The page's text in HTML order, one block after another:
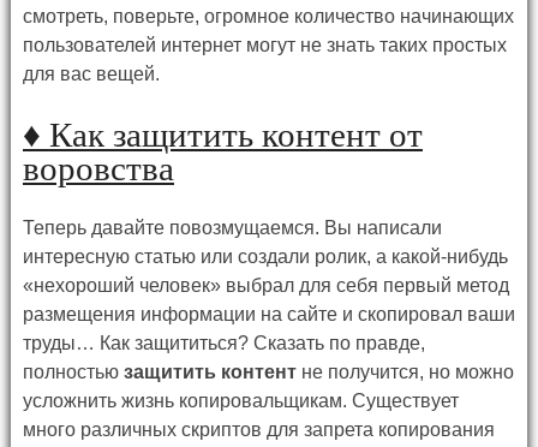
смотреть, поверьте, огромное количество начинающих
пользователей интернет могут не знать таких простых
для вас вещей.
♦ Как защитить контент от
воровства
Теперь давайте повозмущаемся. Вы написали
интересную статью или создали ролик, а какой-нибудь
«нехороший человек» выбрал для себя первый метод
размещения информации на сайте и скопировал ваши
труды… Как защититься? Сказать по правде,
полностью защитить контентне получится, но можно
усложнить жизнь копировальщикам. Существует
много различных скриптов для запрета копирования